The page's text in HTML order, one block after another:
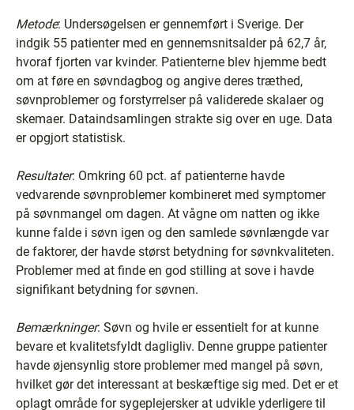
Metode: Undersøgelsen er gennemført i Sverige. Der
indgik 55 patienter med en gennemsnitsalder på 62,7 år,
hvoraf fjorten var kvinder. Patienterne blev hjemme bedt
om at føre en søvndagbog og angive deres træthed,
søvnproblemer og forstyrrelser på validerede skalaer og
skemaer. Dataindsamlingen strakte sig over en uge. Data
er opgjort statistisk.
Resultater: Omkring 60 pct. af patienterne havde
vedvarende søvnproblemer kombineret med symptomer
på søvnmangel om dagen. At vågne om natten og ikke
kunne falde i søvn igen og den samlede søvnlængde var
de faktorer, der havde størst betydning for søvnkvaliteten.
Problemer med at finde en god stilling at sove i havde
signifikant betydning for søvnen.
Bemærkninger: Søvn og hvile er essentielt for at kunne
bevare et kvalitetsfyldt dagligliv. Denne gruppe patienter
havde øjensynlig store problemer med mangel på søvn,
hvilket gør det interessant at beskæftige sig med. Det er et
oplagt område for sygeplejersker at udvikle yderligere til